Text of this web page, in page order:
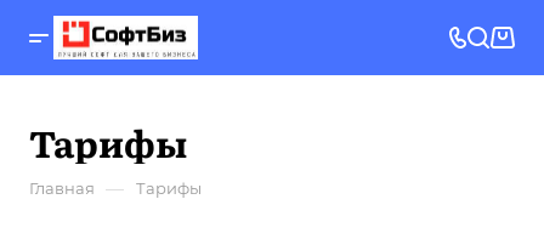
Тарифы
Главная — Тарифы